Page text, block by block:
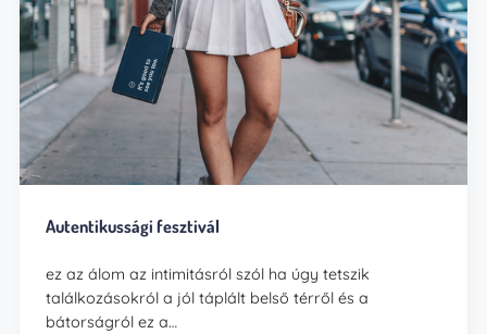
Autentikussági fesztivál
ez az álom az intimitásról szól ha úgy tetszik
találkozásokról a jól táplált belső térről és a
bátorságról ez a…